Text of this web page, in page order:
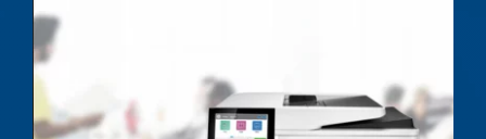
ทางเลือกเมื่อสิ้นสุดสัญญา